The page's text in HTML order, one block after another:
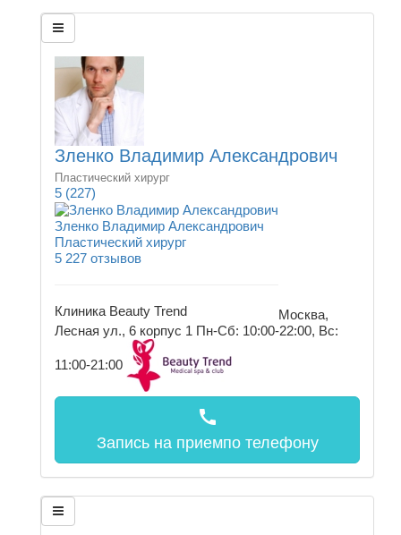
Зленко Владимир Александрович
Пластический хирург
5 (227)
Зленко Владимир Александрович
Пластический хирург
5 227 отзывов
Клиника Beauty Trend
Москва,
Лесная ул., 6 корпус 1 Пн-Сб: 10:00-22:00, Вс:
11:00-21:00
call
Запись на приемпо телефону